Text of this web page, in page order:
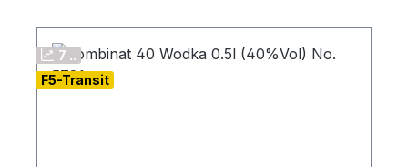
7 ..
F5-Transit